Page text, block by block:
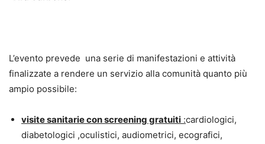
L’evento prevede una serie di manifestazioni e attività
finalizzate a rendere un servizio alla comunità quanto più
ampio possibile:
visite sanitarie con screening gratuiti :cardiologici,
diabetologici ,oculistici, audiometrici, ecografici,